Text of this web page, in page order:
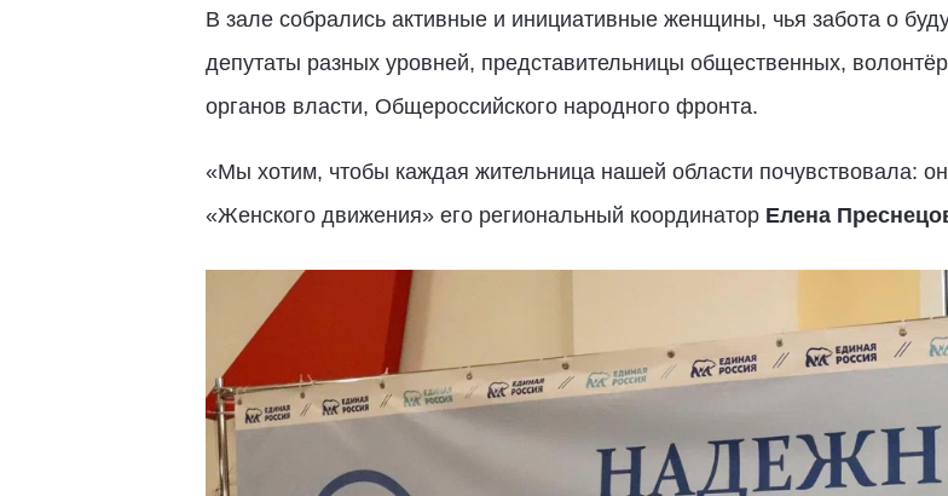
В зале собрались активные и инициативные женщины, чья забота о
депутаты разных уровней, представительницы общественных,
органов власти, Общероссийского народного фронта.
«Мы хотим, чтобы каждая жительница нашей области почувствовала:
«Женского движения» его региональный координатор Елена